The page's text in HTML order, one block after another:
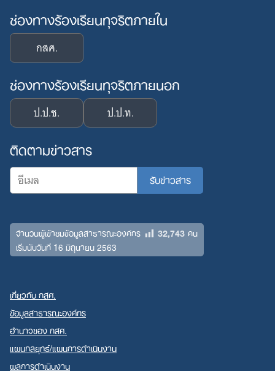
ช่องทางร้องเรียนทุจริตภายใน
กสศ.
ช่องทางร้องเรียนทุจริตภายนอก
ป.ป.ช. ป.ป.ท.
ติดตามข่าวสาร
จำนวนผู้เข้าชมข้อมูลสาธารณะองค์กร 32,743คน
เริ่มนับวันที่ 16 มิถุนายน 2563
เกี่ยวกับ กสศ.
ข้อมูลสาธารณะองค์กร
อำนาจของ กสศ.
แผนกลยุทธ์/แผนการดำเนินงาน
ผลการดำเนินงาน